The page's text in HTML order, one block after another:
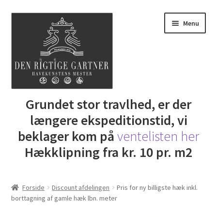
navigation
Menu
Butik
DRG Express lån
Lej Maskine
Min Konto
Grundet stor travlhed, er der
længere ekspeditionstid, vi
beklager kom påventelisten her
Hækklipning fra kr. 10 pr. m2
Forside Discount afdelingen
Pris for ny billigste hæk inkl.
borttagning af gamle hæk lbn. meter